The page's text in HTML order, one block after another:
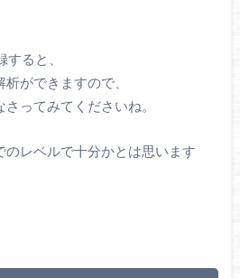
ると、
ができますので、
ってみてくださいね。
のレベルで十分かとは思います